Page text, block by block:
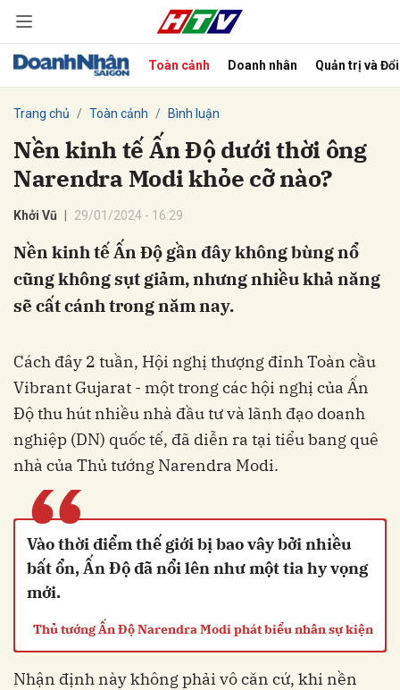
Toàn cảnh Doanh nhân Quản trị và
Trang chủ Toàn cảnh Bình luận
Nền kinh tế Ấn Độ dưới thời ông
Narendra Modi khỏe cỡ nào?
Khởi Vũ 29/01/2024 - 16:29
Nền kinh tế Ấn Độ gần đây không bùng nổ
cũng không sụt giảm, nhưng nhiều khả năng
sẽ cất cánh trong năm nay.
Cách đây 2 tuần, Hội nghị thượng đỉnh Toàn cầu
Vibrant Gujarat - một trong các hội nghị của Ấn
Độ thu hút nhiều nhà đầu tư và lãnh đạo doanh
nghiệp (DN) quốc tế, đã diễn ra tại tiểu bang quê
nhà của Thủ tướng Narendra Modi.
“
Vào thời điểm thế giới bị bao vây bởi nhiều
bất ổn, Ấn Độ đã nổi lên như một tia hy vọng
mới.
Thủ tướng Ấn Độ Narendra Modi phát biểu nhân sự kiện
Nhận định này không phải vô căn cứ, khi nền